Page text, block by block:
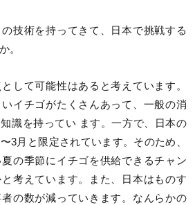
技術を持ってきて、日本で挑戦する
。
して可能性はあると考えています。
イチゴがたくさんあって、一般の消
識を持ってい ます。一方で、日本の
3月と限定されています。そのため、
の季節にイチゴを供給できるチャン
考えています。また、日本はものす
の数が減っていきます。なんらかの